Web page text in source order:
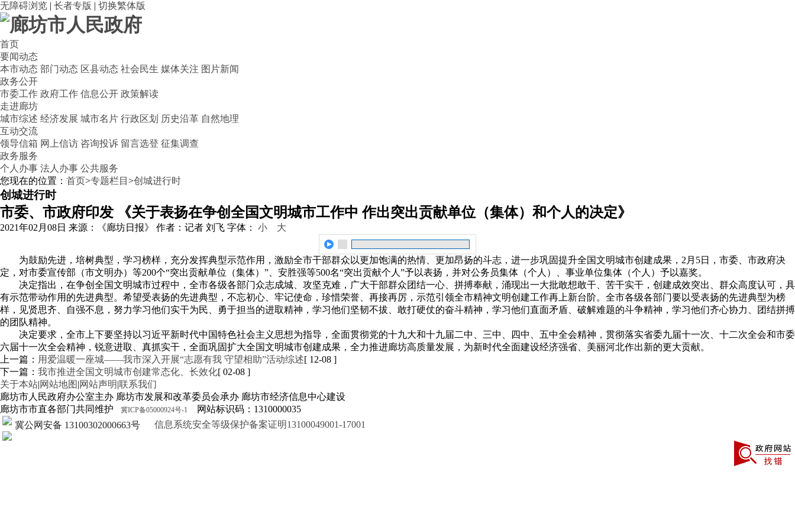
无障碍浏览 | 长者专版 | 切换繁体版
首页
要闻动态
本市动态 部门动态 区县动态 社会民生 媒体关注 图片新闻
政务公开
市委工作 政府工作 信息公开 政策解读
走进廊坊
城市综述 经济发展 城市名片 行政区划 历史沿革 自然地理
互动交流
领导信箱 网上信访 咨询投诉 留言选登 征集调查
政务服务
个人办事 法人办事 公共服务
您现在的位置： 首页>专题栏目 >创城进行时
创城进行时
市委、市政府印发 《关于表扬在争创全国文明城市工作中 作出突出贡献单位（集体）和个人的决定》
2021年02月08日 来源：《廊坊日报》 作者：记者 刘飞 字体： 小 大
为鼓励先进，培树典型，学习榜样，充分发挥典型示范作用，激励全市干部群众以更加饱满的热情、更加昂扬的斗志，进一步巩固提升全国文明城市创建成果，2月5日，市委、市政府决
定，对市委宣传部（市文明办）等200个“突出贡献单位（集体）”、安胜强等500名“突出贡献个人”予以表扬，并对公务员集体（个人）、事业单位集体（个人）予以嘉奖。
决定指出，在争创全国文明城市过程中，全市各级各部门众志成城、攻坚克难，广大干部群众团结一心、拼搏奉献，涌现出一大批敢想敢干、苦干实干，创建成效突出、群众高度认可，具
有示范带动作用的先进典型。希望受表扬的先进典型，不忘初心、牢记使命，珍惜荣誉、再接再厉，示范引领全市精神文明创建工作再上新台阶。全市各级各部门要以受表扬的先进典型为榜
样，见贤思齐、自强不息，努力学习他们实干为民、勇于担当的进取精神，学习他们坚韧不拔、敢打硬仗的奋斗精神，学习他们直面矛盾、破解难题的斗争精神，学习他们齐心协力、团结拼搏
的团队精神。
决定要求，全市上下要坚持以习近平新时代中国特色社会主义思想为指导，全面贯彻党的十九大和十九届二中、三中、四中、五中全会精神，贯彻落实省委九届十一次、十二次全会和市委
六届十一次全会精神，锐意进取、真抓实干，全面巩固扩大全国文明城市创建成果，全力推进廊坊高质量发展，为新时代全面建设经济强省、美丽河北作出新的更大贡献。
上一篇： 用爱温暖一座城——我市深入开展“志愿有我 守望相助”活动综述[ 12-08 ]
下一篇： 我市推进全国文明城市创建常态化、长效化[ 02-08 ]
关于本站|网站地图 |网站声明|联系我们
廊坊市人民政府办公室主办 廊坊市发展和改革委员会承办 廊坊市经济信息中心建设
廊坊市市直各部门共同维护
冀ICP备05000924号-1
网站标识码：1310000035
冀公网安备 13100302000663号
信息系统安全等级保护备案证明13100049001-17001